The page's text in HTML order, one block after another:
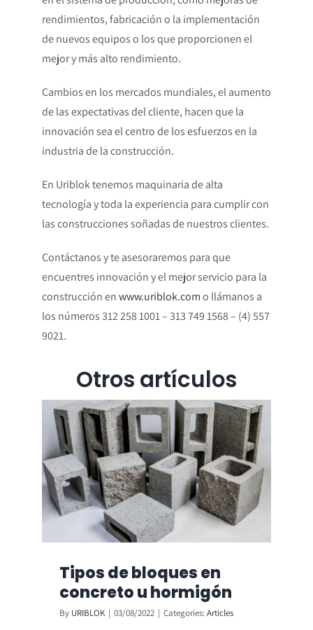
rendimientos, fabricación o la implementación
de nuevos equipos o los que proporcionen el
mejor y más alto rendimiento.
Cambios en los mercados mundiales, el aumento
de las expectativas del cliente, hacen que la
innovación sea el centro de los esfuerzos en la
industria de la construcción.
En Uriblok tenemos maquinaria de alta
tecnología y toda la experiencia para cumplir con
las construcciones soñadas de nuestros clientes.
Contáctanos y te asesoraremos para que
encuentres innovación y el mejor servicio para la
construcción enwww.uriblok.como llámanos a
los números 312 258 1001 – 313 749 1568 – (4) 557
9021.
Otros artículos
Tipos de bloques en
concreto u hormigón
By URIBLOK | 03/08/2022 | Categories:Articles